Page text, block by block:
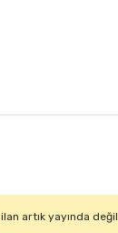
ilan artık yayında